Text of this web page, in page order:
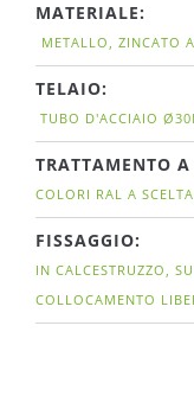
MATERIALE:
METALLO, ZINCATO
TELAIO:
TUBO D'ACCIAIO
TRATTAMENTO A
COLORI RAL A SCELTA
FISSAGGIO:
IN CALCESTRUZZO,
COLLOCAMENTO